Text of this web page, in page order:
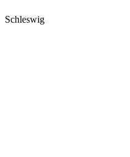
Schleswig